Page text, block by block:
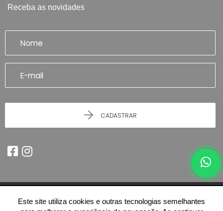
Receba as novidades
CADASTRAR
© 2026 - Imobiliária Artefatto Imóveis - Franca/SP -51.614.978/0001-84
Este site utiliza cookies e outras tecnologias semelhantes